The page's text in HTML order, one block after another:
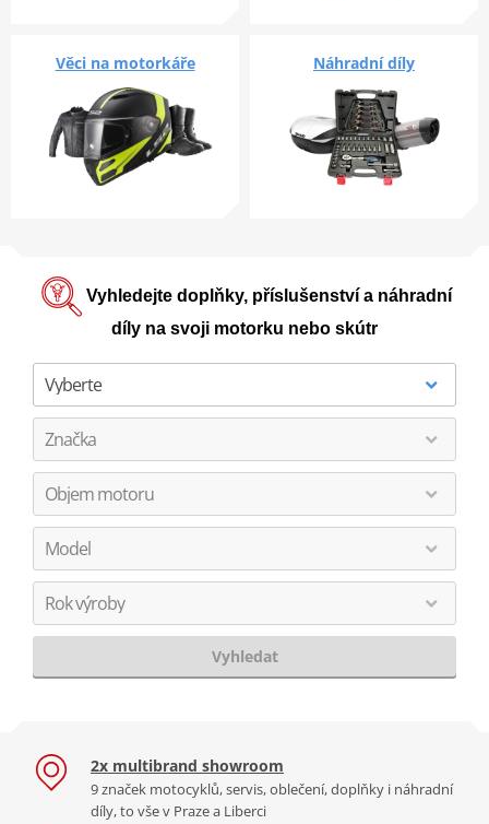
Věci na motorkáře Náhradní díly
Vyhledejte doplňky, příslušenství a náhradní
díly na svoji motorku nebo skútr
Vyhledat
2x multibrand showroom
9 značek motocyklů, servis, oblečení, doplňky i náhradní
díly, to vše v Praze a Liberci